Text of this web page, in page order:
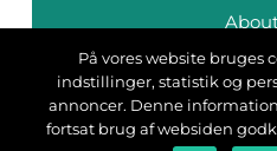
På vores website bruges
indstillinger, statistik og
annoncer. Denne
fortsat brug af websiden